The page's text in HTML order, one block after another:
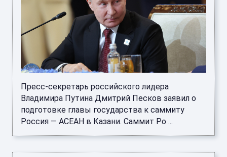
Пресс-секретарь российского лидера
Владимира Путина Дмитрий Песков заявил о
подготовке главы государства к саммиту
Россия — АСЕАН в Казани. Саммит Ро ...